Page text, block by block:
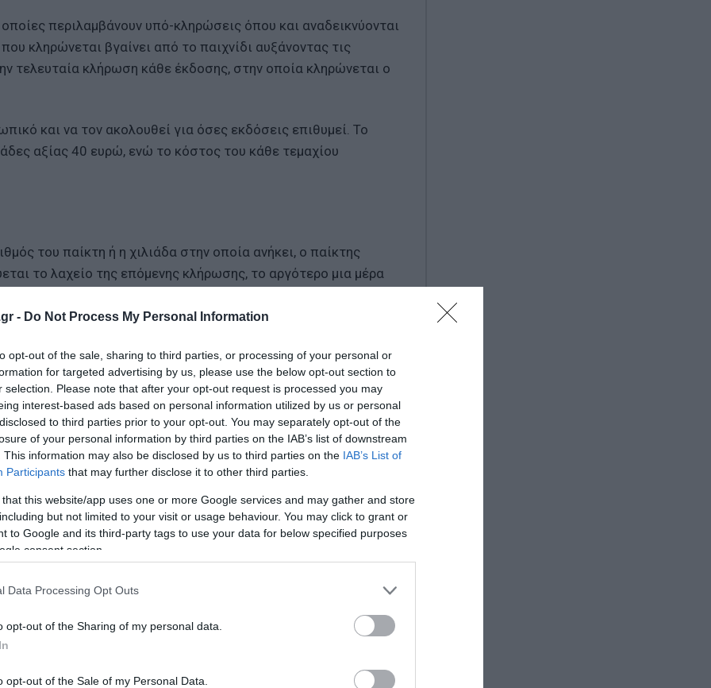
- Do Not Process My Personal Information
opt-out of the sale, sharing to third parties, or processing of your personal or
for targeted advertising by us, please use the below opt-out section to
selection. Please note that after your opt-out request is processed you may
interest-based ads based on personal information utilized by us or personal
to third parties prior to your opt-out. You may separately opt-out of the
of your personal information by third parties on the IAB’s list of downstream
This information may also be disclosed by us to third parties on the IAB’s List of
Participants that may further disclose it to other third parties.
that this website/app uses one or more Google services and may gather and store
but not limited to your visit or usage behaviour. You may click to grant or
to Google and its third-party tags to use your data for below specified purposes
consent section.
Data Processing Opt Outs
opt-out of the Sharing of my personal data.
opt-out of the Sale of my Personal Data.
περιλαμβάνουν υπό-κληρώσεις όπου και αναδεικνύονται
κληρώνεται βγαίνει από το παιχνίδι αυξάνοντας τις
τελευταία κλήρωση κάθε έκδοσης, στην οποία κληρώνεται ο
και να τον ακολουθεί για όσες εκδόσεις επιθυμεί. Το
αξίας 40 ευρώ, ενώ το κόστος του κάθε τεμαχίου
του παίκτη ή η χιλιάδα στην οποία ανήκει, ο παίκτης
το λαχείο της επόμενης κλήρωσης, το αργότερο μια μέρα
σε ακόμα περισσότερες κληρώσεις για ενδιάμεσα κέρδη
ξεκινούν την Τετάρτη 20 Μαΐου με την Α' κλήρωση. Ακολουθεί
στις 11 Ιουνίου, ενώ η Δ' κλήρωση στις 22 του ίδιου μήνα. Η Ε'
10 του ίδιου μήνα, όταν και θα κληρωθεί το μεγάλο έπαθλο
– Ήττα 81-64 από τη Βαλένθια
με τον Άλφα Ντιάλο
όλες τις ειδήσεις